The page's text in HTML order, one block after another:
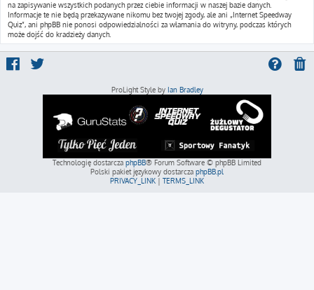
na zapisywanie wszystkich podanych przez ciebie informacji w naszej bazie danych.
Informacje te nie będą przekazywane nikomu bez twojej zgody, ale ani „Internet Speedway
Quiz”, ani phpBB nie ponosi odpowiedzialności za włamania do witryny, podczas których
może dojść do kradzieży danych.
ProLight Style by Ian Bradley
Technologię dostarcza phpBB® Forum Software © phpBB Limited
Polski pakiet językowy dostarcza phpBB.pl
PRIVACY_LINK | TERMS_LINK